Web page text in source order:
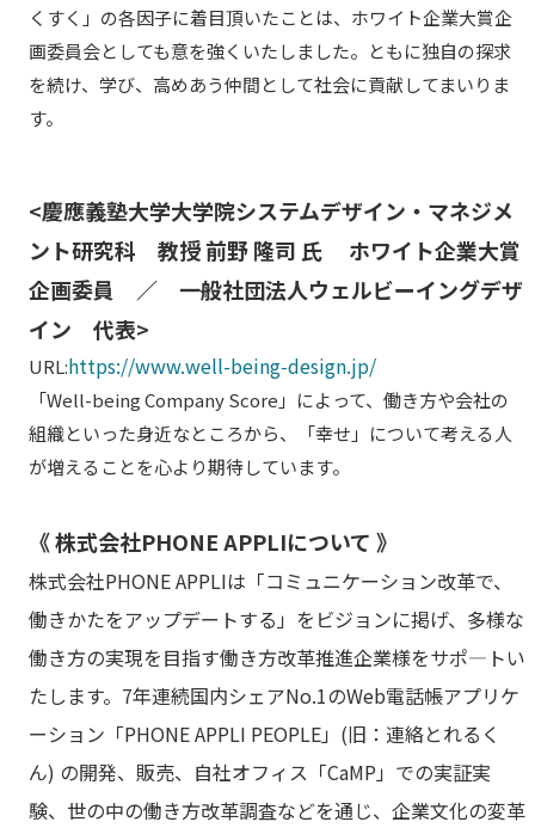
くすく」の各因子に着目頂いたことは、ホワイト企業大賞企
画委員会としても意を強くいたしました。ともに独自の探求
を続け、学び、高めあう仲間として社会に貢献してまいりま
す。
<慶應義塾大学大学院システムデザイン・マネジメ
ント研究科 教授 前野 隆司 氏 ホワイト企業大賞
企画委員 ／ 一般社団法人ウェルビーイングデザ
イン 代表>
URL:https://www.well-being-design.jp/
「Well-being Company Score」によって、働き方や会社の
組織といった身近なところから、「幸せ」について考える人
が増えることを心より期待しています。
《 株式会社PHONE APPLIについて 》
株式会社PHONE APPLIは「コミュニケーション改革で、
働きかたをアップデートする」をビジョンに掲げ、多様な
働き方の実現を目指す働き方改革推進企業様をサポ―トい
たします。7年連続国内シェアNo.1のWeb電話帳アプリケ
ーション「PHONE APPLI PEOPLE」(旧：連絡とれるく
ん) の開発、販売、自社オフィス「CaMP」での実証実
験、世の中の働き方改革調査などを通じ、企業文化の変革